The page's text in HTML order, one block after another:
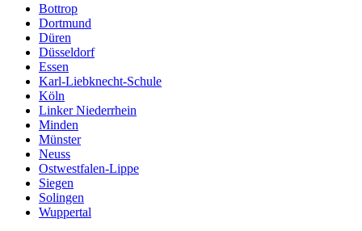
Bottrop
Dortmund
Düren
Düsseldorf
Essen
Karl-Liebknecht-Schule
Köln
Linker Niederrhein
Minden
Münster
Neuss
Ostwestfalen-Lippe
Siegen
Solingen
Wuppertal